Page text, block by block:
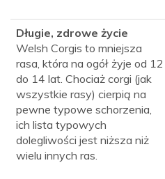
Długie, zdrowe życie
Welsh Corgis to mniejsza
rasa, która na ogół żyje od 12
do 14 lat. Chociaż corgi (jak
wszystkie rasy) cierpią na
pewne typowe schorzenia,
ich lista typowych
dolegliwości jest niższa niż
wielu innych ras.